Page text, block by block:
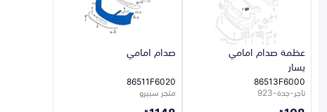
عظمة صدام امامي
يسار
86513F6000
تاجر-جدة-923
صدام امامي
86511F6020
متجر سبيرو